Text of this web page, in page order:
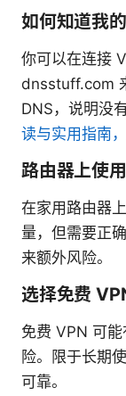
如何知道我
你可以在连接
dnsstuff.com
DNS，说明没
读与实用指南
路由器上使
在家用路由器
量，但需要正
来额外风险。
选择免费
免费 VPN 可
险。限于长期
可靠。